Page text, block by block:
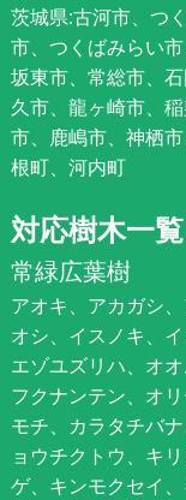
茨城県:古河市、つ
市、つくばみらい
坂東市、常総市、
久市、龍ヶ崎市、
市、鹿嶋市、神栖
根町、河内町
対応樹木一覧
常緑広葉樹
アオキ、アカガシ
オシ、イスノキ、
エゾユズリハ、オ
フクナンテン、オ
モチ、カラタチバ
ョウチクトウ、キ
ゲ、キンモクセイ